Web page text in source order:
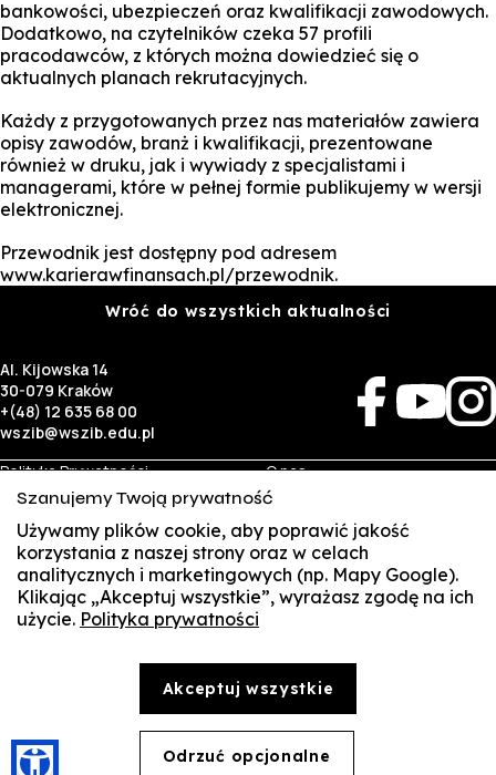
bankowości, ubezpieczeń oraz kwalifikacji zawodowych.
Dodatkowo, na czytelników czeka 57 profili
pracodawców, z których można dowiedzieć się o
aktualnych planach rekrutacyjnych.
Każdy z przygotowanych przez nas materiałów zawiera
opisy zawodów, branż i kwalifikacji, prezentowane
również w druku, jak i wywiady z specjalistami i
managerami, które w pełnej formie publikujemy w wersji
elektronicznej.
Przewodnik jest dostępny pod adresem
www.karierawfinansach.pl/przewodnik.
Wróć do wszystkich aktualności
Al. Kijowska 14
30-079 Kraków
+(48) 12 635 68 00
wszib@wszib.edu.pl
Polityka Prywatności
RODO
Identyfikacja wizualna
O nas
Rekrutacja
Studia
Kontakt
Biznes
Wynajem sal
Targi pracy
Student
Multis Multum
Treści zawarte na stronie www.wszib.edu.pl oraz jej podstronach stanowią, o ile nie wskazano
części: kopiowania, reprodukowania, modyfikowania, dystrybuowania, publikowania,
wyświetlania, utrwalania oraz wykorzystywania w jakiejkolwiek innej formie. Ograniczenia
powyższe nie dotyczą dozwolonego użytku osobistego.
Szanujemy Twoją prywatność
Używamy plików cookie, aby poprawić jakość
korzystania z naszej strony oraz w celach
analitycznych i marketingowych (np. Mapy Google).
Klikając „Akceptuj wszystkie”, wyrażasz zgodę na ich
użycie. Polityka prywatności
Akceptuj wszystkie
Odrzuć opcjonalne